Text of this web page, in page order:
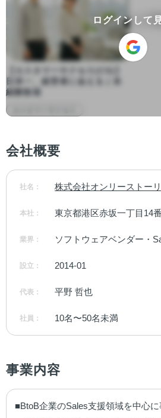
ログインして
日本一、経営者に会える | 未
経験歓迎
会社概要
社名： 株式会社オンリーストー
本社： 東京都港区赤坂一丁目14
業界： ソフトウェアベンダー・
設立： 2014-01
代表： 平野 哲也
社員： 10名〜50名未満
事業内容
■BtoB企業のSales支援領域を中心に